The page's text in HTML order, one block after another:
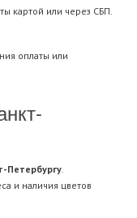
картой или через СБП.
оплаты или
Петербургу.
и наличия цветов